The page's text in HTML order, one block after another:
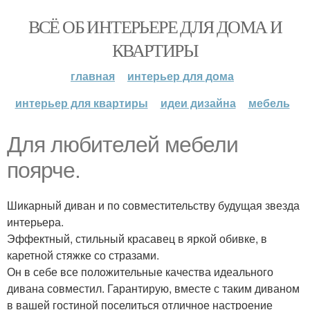
ВСЁ ОБ ИНТЕРЬЕРЕ ДЛЯ ДОМА И
КВАРТИРЫ
главная
интерьер для дома
интерьер для квартиры
идеи дизайна мебель
Для любителей мебели
поярче.
Шикарный диван и по совместительству будущая звезда
интерьера.
Эффектный, стильный красавец в яркой обивке, в
каретной стяжке со стразами.
Он в себе все положительные качества идеального
дивана совместил. Гарантирую, вместе с таким диваном
в вашей гостиной поселиться отличное настроение